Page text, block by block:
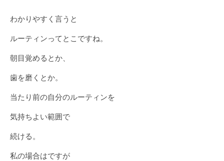
わかりやすく言うと
ルーティンってとこですね。
朝目覚めるとか、
歯を磨くとか。
当たり前の自分のルーティンを
気持ちよい範囲で
続ける。
私の場合はですが